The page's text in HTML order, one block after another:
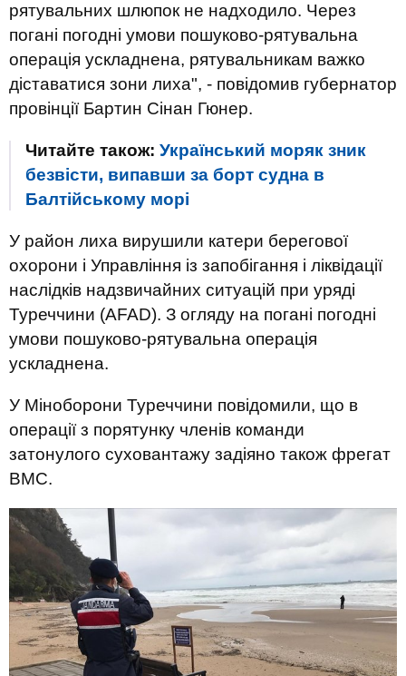
рятувальних шлюпок не надходило. Через
погані погодні умови пошуково-рятувальна
операція ускладнена, рятувальникам важко
діставатися зони лиха", - повідомив губернатор
провінції Бартин Сінан Гюнер.
Читайте також: Український моряк зник
безвісти, випавши за борт судна в
Балтійському морі
У район лиха вирушили катери берегової
охорони і Управління із запобігання і ліквідації
наслідків надзвичайних ситуацій при уряді
Туреччини (AFAD). З огляду на погані погодні
умови пошуково-рятувальна операція
ускладнена.
У Міноборони Туреччини повідомили, що в
операції з порятунку членів команди
затонулого суховантажу задіяно також фрегат
ВМС.